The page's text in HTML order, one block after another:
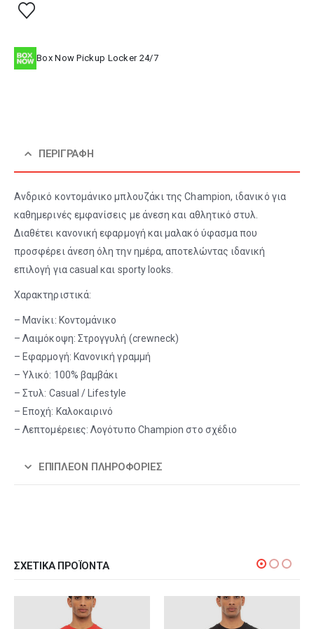
Box Now Pickup Locker 24/7
ΠΕΡΙΓΡΑΦΉ
Ανδρικό κοντομάνικο μπλουζάκι της Champion, ιδανικό για
καθημερινές εμφανίσεις με άνεση και αθλητικό στυλ.
Διαθέτει κανονική εφαρμογή και μαλακό ύφασμα που
προσφέρει άνεση όλη την ημέρα, αποτελώντας ιδανική
επιλογή για casual και sporty looks.
Χαρακτηριστικά:
– Μανίκι: Κοντομάνικο
– Λαιμόκοψη: Στρογγυλή (crewneck)
– Εφαρμογή: Κανονική γραμμή
– Υλικό: 100% βαμβάκι
– Στυλ: Casual / Lifestyle
– Εποχή: Καλοκαιρινό
– Λεπτομέρειες: Λογότυπο Champion στο σχέδιο
ΕΠΙΠΛΈΟΝ ΠΛΗΡΟΦΟΡΊΕΣ
ΣΧΕΤΙΚΆ ΠΡΟΪΌΝΤΑ